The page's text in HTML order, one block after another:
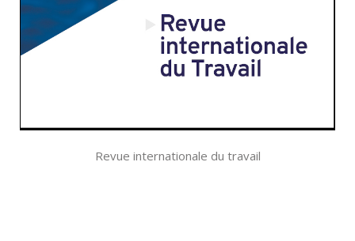
Revue internationale du travail